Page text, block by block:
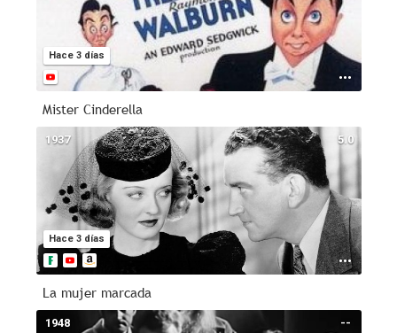
Hace 3 días
Mister Cinderella
5.0
Hace 3 días
1937
La mujer marcada
--
1948